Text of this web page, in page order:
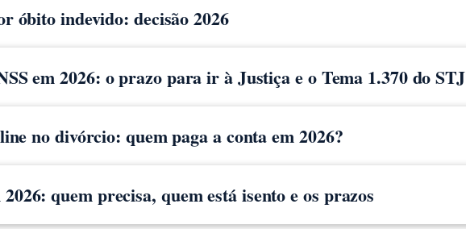
óbito indevido: decisão 2026
em 2026: o prazo para ir à Justiça e o Tema 1.370 do STJ
no divórcio: quem paga a conta em 2026?
quem precisa, quem está isento e os prazos